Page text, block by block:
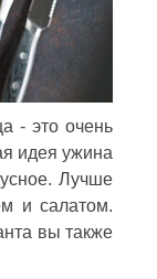
- это очень
идея ужина
Лучше
и салатом.
вы также